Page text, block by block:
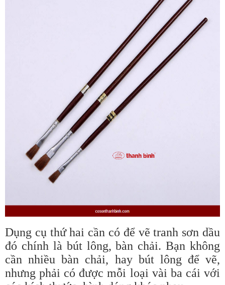
Dụng cụ thứ hai cần có để vẽ tranh sơn dầu
đó chính là bút lông, bàn chải. Bạn không
cần nhiều bàn chải, hay bút lông để vẽ,
nhưng phải có được mỗi loại vài ba cái với